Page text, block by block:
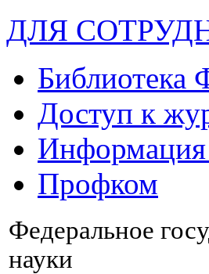
ДЛЯ
Доступ к
Профком
Федеральное
науки